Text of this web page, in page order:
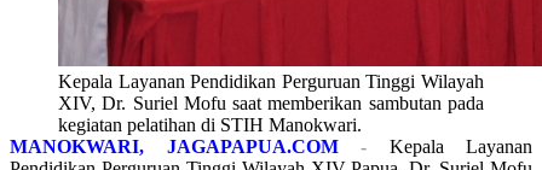
Kepala Layanan Pendidikan Perguruan Tinggi Wilayah
XIV, Dr. Suriel Mofu saat memberikan sambutan pada
kegiatan pelatihan di STIH Manokwari.
MANOKWARI, JAGAPAPUA.COM- Kepala Layanan